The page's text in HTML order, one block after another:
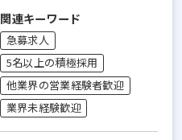
関連キーワード
急募求人
5名以上の積極採用
他業界の営業経験者歓迎
業界未経験歓迎